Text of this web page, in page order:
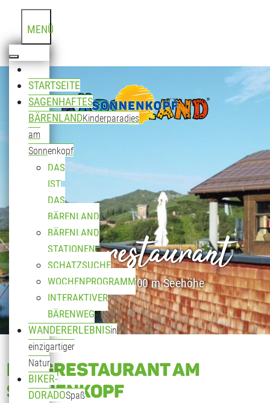
MENÜ
STARTSEITE
SAGENHAFTES
BÄRENLANDKinderparadies
am
Sonnenkopf
DAS
IST
DAS
BÄRENLAND
BÄRENLAND
STATIONEN
SCHATZSUCHE
WOCHENPROGRAMM
INTERAKTIVER
BÄRENWEG
WANDERERLEBNISin
einzigartiger
Natur
BIKER-
DORADOSpaß
Bergrestaurant
Genuss auf 1.700 m Seehöhe
BERGRESTAURANT AM
SONNENKOPF